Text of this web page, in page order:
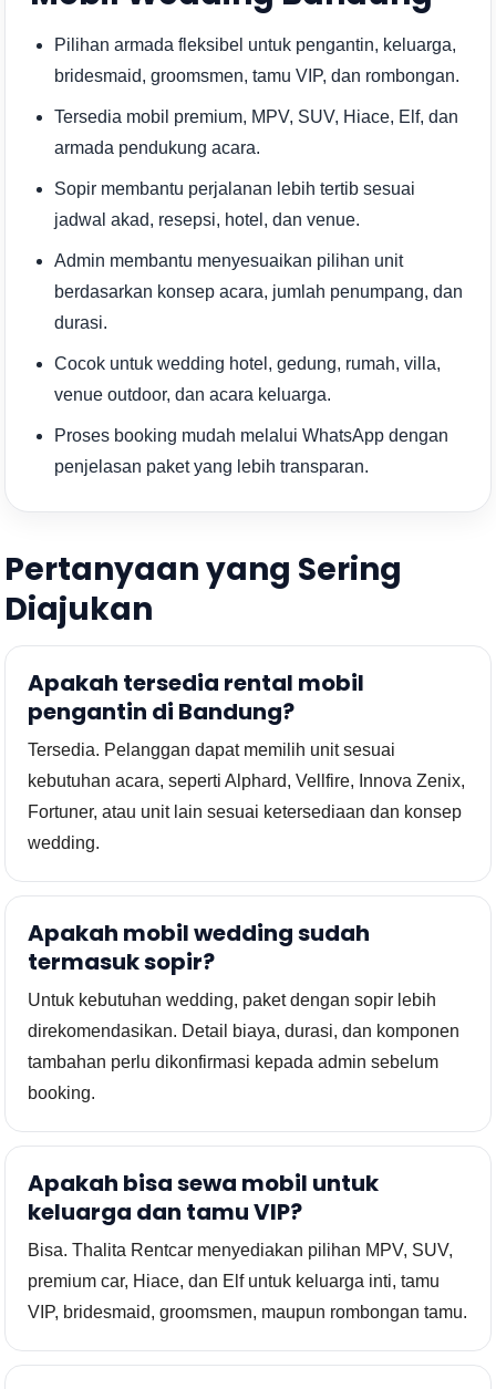
Pilihan armada fleksibel untuk pengantin, keluarga,
bridesmaid, groomsmen, tamu VIP, dan rombongan.
Tersedia mobil premium, MPV, SUV, Hiace, Elf, dan
armada pendukung acara.
Sopir membantu perjalanan lebih tertib sesuai
jadwal akad, resepsi, hotel, dan venue.
Admin membantu menyesuaikan pilihan unit
berdasarkan konsep acara, jumlah penumpang, dan
durasi.
Cocok untuk wedding hotel, gedung, rumah, villa,
venue outdoor, dan acara keluarga.
Proses booking mudah melalui WhatsApp dengan
penjelasan paket yang lebih transparan.
Pertanyaan yang Sering
Diajukan
Apakah tersedia rental mobil
pengantin di Bandung?
Tersedia. Pelanggan dapat memilih unit sesuai
kebutuhan acara, seperti Alphard, Vellfire, Innova Zenix,
Fortuner, atau unit lain sesuai ketersediaan dan konsep
wedding.
Apakah mobil wedding sudah
termasuk sopir?
Untuk kebutuhan wedding, paket dengan sopir lebih
direkomendasikan. Detail biaya, durasi, dan komponen
tambahan perlu dikonfirmasi kepada admin sebelum
booking.
Apakah bisa sewa mobil untuk
keluarga dan tamu VIP?
Bisa. Thalita Rentcar menyediakan pilihan MPV, SUV,
premium car, Hiace, dan Elf untuk keluarga inti, tamu
VIP, bridesmaid, groomsmen, maupun rombongan tamu.